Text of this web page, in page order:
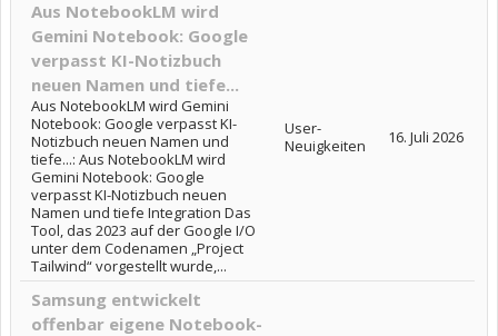
Aus NotebookLM wird
Gemini Notebook: Google
verpasst KI-Notizbuch
neuen Namen und tiefe...
Aus NotebookLM wird Gemini
Notebook: Google verpasst KI-
Notizbuch neuen Namen und
tiefe...: Aus NotebookLM wird
Gemini Notebook: Google
verpasst KI-Notizbuch neuen
Namen und tiefe Integration Das
Tool, das 2023 auf der Google I/O
unter dem Codenamen „Project
Tailwind“ vorgestellt wurde,...
User-
Neuigkeiten
16. Juli 2026
Samsung entwickelt
offenbar eigene Notebook-